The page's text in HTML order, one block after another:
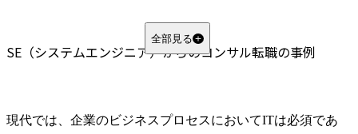
戦略・ビジネス
論理的思考
全部見る
SE（システムエンジニア）からのコンサル転職の事例
現代では、企業のビジネスプロセスにおいてITは必須であ